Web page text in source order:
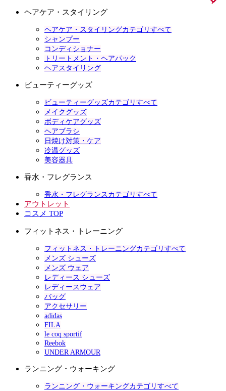
ヘアケア・スタイリング
ヘアケア・スタイリングカテゴリすべて
シャンプー
コンディショナー
トリートメント・ヘアパック
ヘアスタイリング
ビューティーグッズ
ビューティーグッズカテゴリすべて
メイクグッズ
ボディケアグッズ
ヘアブラシ
日焼け対策・ケア
冷温グッズ
美容器具
香水・フレグランス
香水・フレグランスカテゴリすべて
アウトレット
コスメ TOP
フィットネス・トレーニング
フィットネス・トレーニングカテゴリすべて
メンズ シューズ
メンズ ウェア
レディース シューズ
レディースウェア
バッグ
アクセサリー
adidas
FILA
le coq sportif
Reebok
UNDER ARMOUR
ランニング・ウォーキング
ランニング・ウォーキングカテゴリすべて